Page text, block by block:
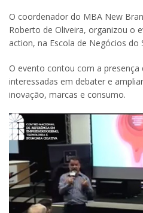
O coordenador do MBA New
Roberto de Oliveira, organizou o
action, na Escola de Negócios do
O evento contou com a presença
interessadas em debater e
inovação, marcas e consumo.